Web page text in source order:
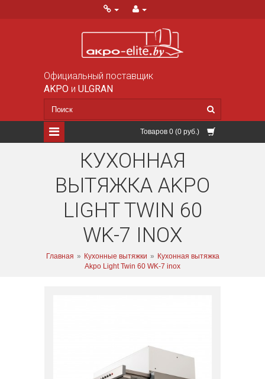
Официальный поставщик
AKPO и ULGRAN
Товаров 0 (0 руб.)
КУХОННАЯ
ВЫТЯЖКА AKPO
LIGHT TWIN 60
WK-7 INOX
Главная » Кухонные вытяжки » Кухонная вытяжка
Akpo Light Twin 60 WK-7 inox